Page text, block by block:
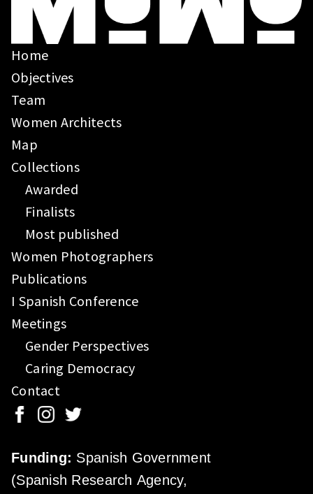
Home
Objectives
Team
Women Architects
Map
Collections
Awarded
Finalists
Most published
Women Photographers
Publications
I Spanish Conference
Meetings
Gender Perspectives
Caring Democracy
Contact
Funding: Spanish Government
(Spanish Research Agency,